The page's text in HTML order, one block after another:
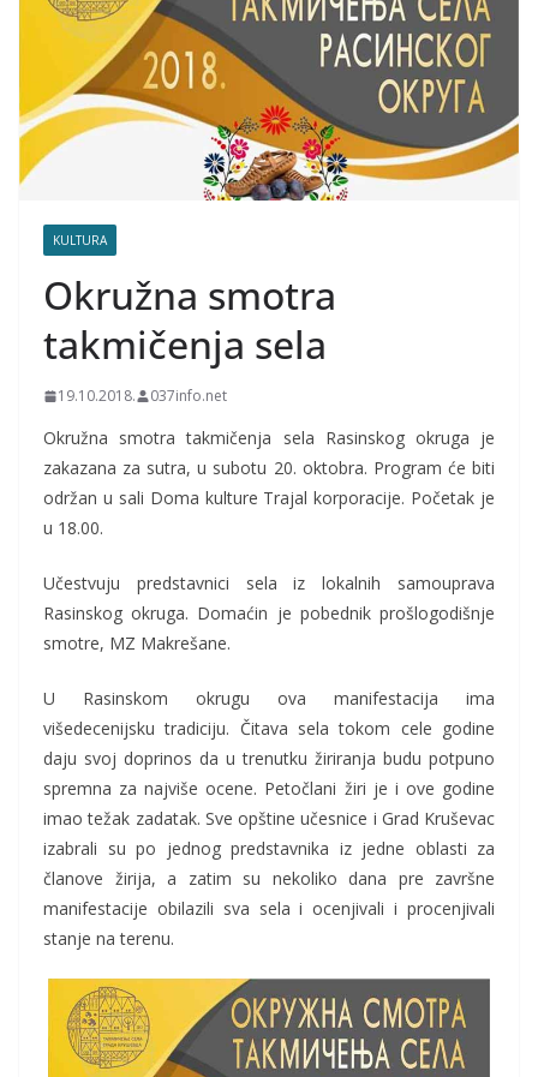
KULTURA
Okružna smotra
takmičenja sela
19.10.2018. 037info.net
Okružna smotra takmičenja sela Rasinskog okruga je
zakazana za sutra, u subotu 20. oktobra. Program će biti
održan u sali Doma kulture Trajal korporacije. Početak je
u 18.00.
Učestvuju predstavnici sela iz lokalnih samouprava
Rasinskog okruga. Domaćin je pobednik prošlogodišnje
smotre, MZ Makrešane.
U Rasinskom okrugu ova manifestacija ima
višedecenijsku tradiciju. Čitava sela tokom cele godine
daju svoj doprinos da u trenutku žiriranja budu potpuno
spremna za najviše ocene. Petočlani žiri je i ove godine
imao težak zadatak. Sve opštine učesnice i Grad Kruševac
izabrali su po jednog predstavnika iz jedne oblasti za
članove žirija, a zatim su nekoliko dana pre završne
manifestacije obilazili sva sela i ocenjivali i procenjivali
stanje na terenu.